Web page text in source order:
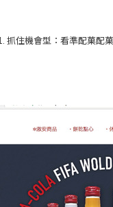
抓住機會型：看準配菓配